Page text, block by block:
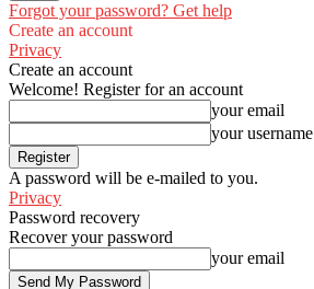
Forgot your password? Get help
Create an account
Privacy
Create an account
Welcome! Register for an account
your email
your username
A password will be e-mailed to you.
Privacy
Password recovery
Recover your password
your email